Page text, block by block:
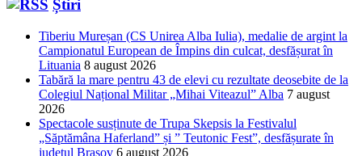
Știri
Tiberiu Mureșan (CS Unirea Alba Iulia), medalie de argint la
Campionatul European de Împins din culcat, desfășurat în
Lituania 8 august 2026
Tabără la mare pentru 43 de elevi cu rezultate deosebite de la
Colegiul Național Militar „Mihai Viteazul” Alba 7 august
2026
Spectacole susținute de Trupa Skepsis la Festivalul
„Săptămâna Haferland” și ” Teutonic Fest”, desfășurate în
județul Brașov 6 august 2026